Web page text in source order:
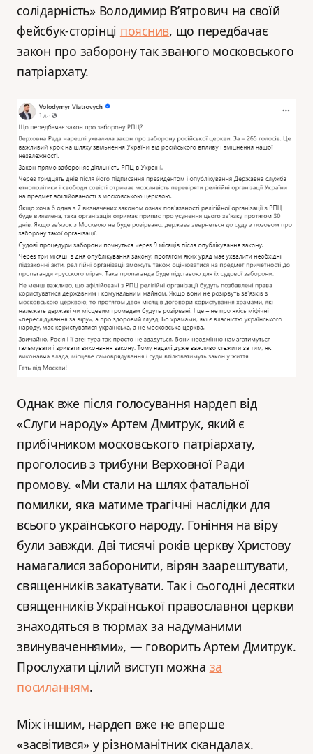
солідарність» Володимир В’ятрович на своїй
фейсбук-сторінці пояснив, що передбачає
закон про заборону так званого московського
патріархату.
Однак вже після голосування нардеп від
«Слуги народу» Артем Дмитрук, який є
прибічником московського патріархату,
проголосив з трибуни Верховної Ради
промову. «Ми стали на шлях фатальної
помилки, яка матиме трагічні наслідки для
всього українського народу. Гоніння на віру
були завжди. Дві тисячі років церкву Христову
намагалися заборонити, вірян заарештувати,
священників закатувати. Так і сьогодні десятки
священників Української православної церкви
знаходяться в тюрмах за надуманими
звинуваченнями», — говорить Артем Дмитрук.
Прослухати цілий виступ можна за
посиланням.
Між іншим, нардеп вже не вперше
«засвітився» у різноманітних скандалах.